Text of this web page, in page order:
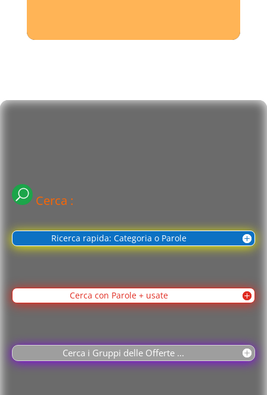
Cerca :
Ricerca rapida: Categoria o Parole
Cerca con Parole + usate
Cerca i Gruppi delle Offerte ...